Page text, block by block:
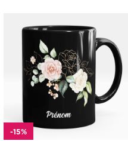
-15%